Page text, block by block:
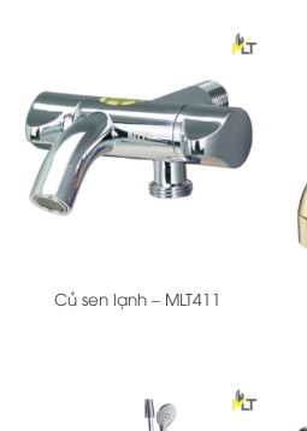
Củ sen lạnh – MLT411